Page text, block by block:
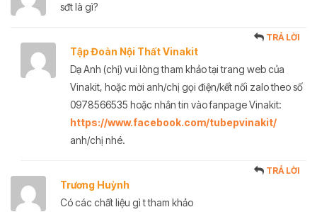
sđt là gì?
Tập Đoàn Nội Thất Vinakit
TRẢ LỜI
Dạ Anh (chị) vui lòng tham khảo tại trang web của
Vinakit, hoặc mời anh/chị gọi điện/kết nối zalo theo số
0978566535 hoặc nhắn tin vào fanpage Vinakit:
https://www.facebook.com/tubepvinakit/
anh/chị nhé.
Trương Huỳnh
TRẢ LỜI
Có các chất liệu gì t tham khảo